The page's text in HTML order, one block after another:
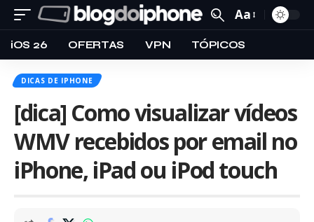
Aa
iOS 26 OFERTAS VPN TÓPICOS
DICAS DE IPHONE
[dica] Como visualizar vídeos
WMV recebidos por email no
iPhone, iPad ou iPod touch